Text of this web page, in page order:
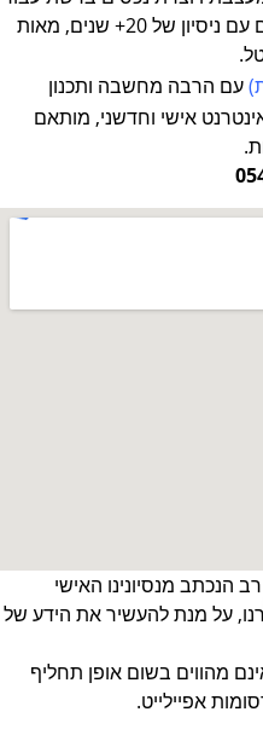
ולקוחות פרטיים עם ניסיון של 20+ שנים, מאות
)עם הרבה מחשבה ותכנון
אישי וחדשני, מותאם
הנכתב מנסיונינו האישי
על מנת להעשיר את הידע של
מהווים בשום אופן תחליף
אפיילייט.